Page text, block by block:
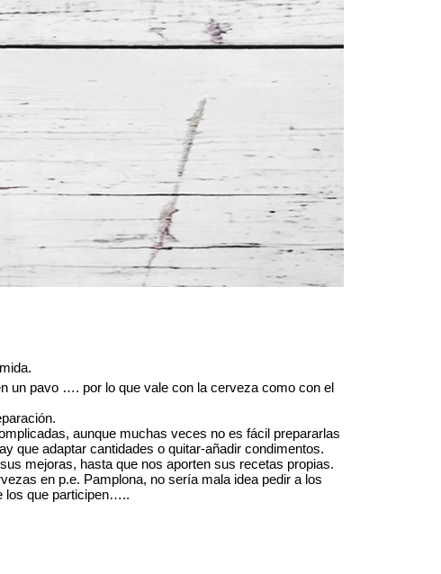
un pavo …. por lo que vale con la cerveza como con el
aunque muchas veces no es fácil prepararlas
que adaptar cantidades o quitar-añadir condimentos.
mejoras, hasta que nos aporten sus recetas propias.
en p.e. Pamplona, no sería mala idea pedir a los
los que participen…..